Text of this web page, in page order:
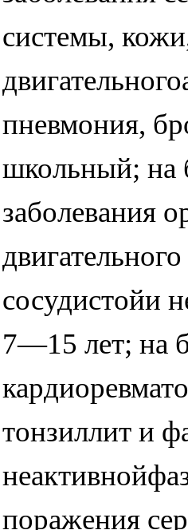
системы,
пневмония,
школьный; на
заболевания
сосудистойи
7—15 лет; на
тонзиллит и
поражения